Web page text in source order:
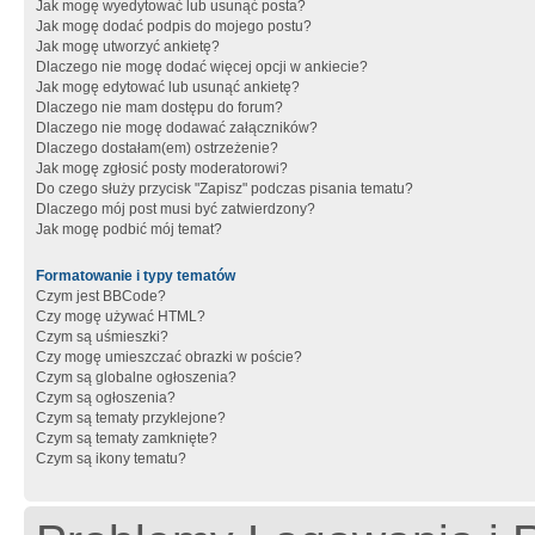
Jak mogę wyedytować lub usunąć posta?
Jak mogę dodać podpis do mojego postu?
Jak mogę utworzyć ankietę?
Dlaczego nie mogę dodać więcej opcji w ankiecie?
Jak mogę edytować lub usunąć ankietę?
Dlaczego nie mam dostępu do forum?
Dlaczego nie mogę dodawać załączników?
Dlaczego dostałam(em) ostrzeżenie?
Jak mogę zgłosić posty moderatorowi?
Do czego służy przycisk "Zapisz" podczas pisania tematu?
Dlaczego mój post musi być zatwierdzony?
Jak mogę podbić mój temat?
Formatowanie i typy tematów
Czym jest BBCode?
Czy mogę używać HTML?
Czym są uśmieszki?
Czy mogę umieszczać obrazki w poście?
Czym są globalne ogłoszenia?
Czym są ogłoszenia?
Czym są tematy przyklejone?
Czym są tematy zamknięte?
Czym są ikony tematu?